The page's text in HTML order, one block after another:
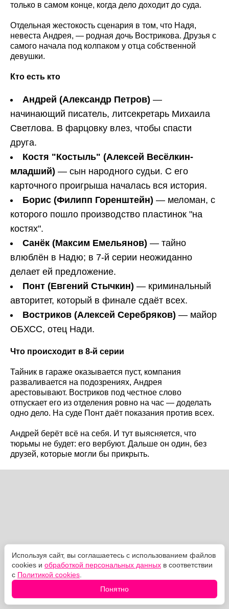
только в самом конце, когда дело доходит до суда.
Отдельная жестокость сценария в том, что Надя,
невеста Андрея, — родная дочь Вострикова. Друзья с
самого начала под колпаком у отца собственной
девушки.
Кто есть кто
Андрей (Александр Петров) —
начинающий писатель, литсекретарь Михаила
Светлова. В фарцовку влез, чтобы спасти
друга.
Костя "Костыль" (Алексей Весёлкин-
младший) — сын народного судьи. С его
карточного проигрыша началась вся история.
Борис (Филипп Горенштейн) — меломан, с
которого пошло производство пластинок "на
костях".
Санёк (Максим Емельянов) — тайно
влюблён в Надю; в 7-й серии неожиданно
делает ей предложение.
Понт (Евгений Стычкин) — криминальный
авторитет, который в финале сдаёт всех.
Востриков (Алексей Серебряков) — майор
ОБХСС, отец Нади.
Что происходит в 8-й серии
Тайник в гараже оказывается пуст, компания
разваливается на подозрениях, Андрея
арестовывают. Востриков под честное слово
отпускает его из отделения ровно на час — доделать
одно дело. На суде Понт даёт показания против всех.
Андрей берёт всё на себя. И тут выясняется, что
тюрьмы не будет: его вербуют. Дальше он один, без
друзей, которые могли бы прикрыть.
Используя сайт, вы соглашаетесь с использованием файлов
cookies и обработкой персональных данных в соответствии
с Политикой cookies
Понятно